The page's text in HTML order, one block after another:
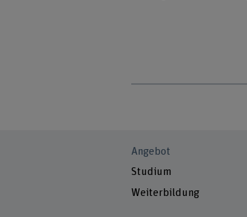
Angebot
Studium
Weiterbildung